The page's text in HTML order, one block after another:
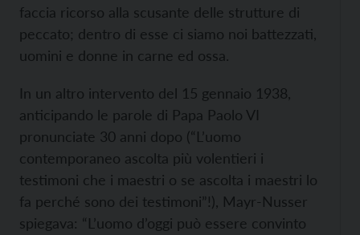
faccia ricorso alla scusante delle strutture di
peccato; dentro di esse ci siamo noi battezzati,
uomini e donne in carne ed ossa.
In un altro intervento del 15 gennaio 1938,
anticipando le parole di Papa Paolo VI
pronunciate 30 anni dopo (“L’uomo
contemporaneo ascolta più volentieri i
testimoni che i maestri o se ascolta i maestri lo
fa perché sono dei testimoni”!), Mayr-Nusser
spiegava: “L’uomo d’oggi può essere convinto